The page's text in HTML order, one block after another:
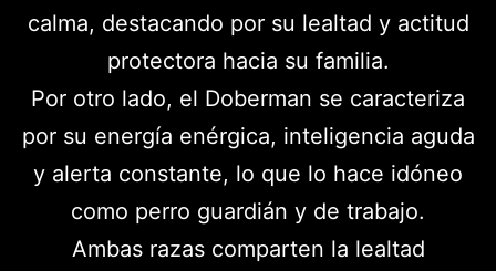
calma, destacando por su lealtad y actitud
protectora hacia su familia.
Por otro lado, el Doberman se caracteriza
por su energía enérgica, inteligencia aguda
y alerta constante, lo que lo hace idóneo
como perro guardián y de trabajo.
Ambas razas comparten la lealtad